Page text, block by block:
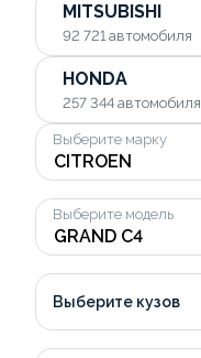
MITSUBISHI
92 721 автомобиля
HONDA
257 344 автомобиля
Выберите марку
Выберите модель
Выберите кузов